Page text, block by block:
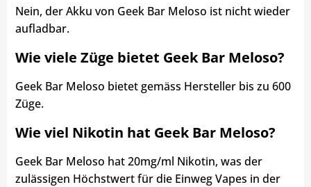
Nein, der Akku von Geek Bar Meloso ist nicht wieder
aufladbar.
Wie viele Züge bietet Geek Bar Meloso?
Geek Bar Meloso bietet gemäss Hersteller bis zu 600
Züge.
Wie viel Nikotin hat Geek Bar Meloso?
Geek Bar Meloso hat 20mg/ml Nikotin, was der
zulässigen Höchstwert für die Einweg Vapes in der